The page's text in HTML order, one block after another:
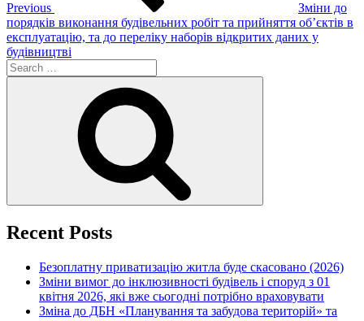
Previous
Зміни до
порядків виконання будівельних робіт та прийняття об’єктів в
експлуатацію, та до переліку наборів відкритих даних у
будівництві
Search
for:
Recent Posts
Безоплатну приватизацію житла буде скасовано (2026)
Зміни вимог до інклюзивності будівель і споруд з 01
квітня 2026, які вже сьогодні потрібно враховувати
Зміна до ДБН «Планування та забудова територій» та